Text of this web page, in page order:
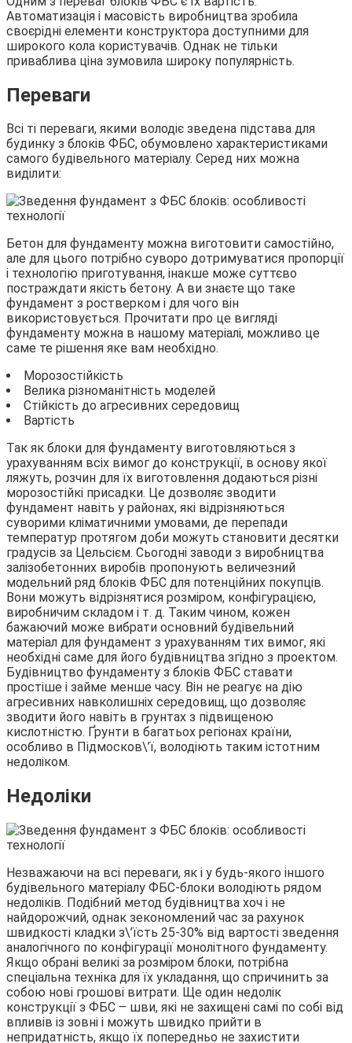
Автоматизація і масовість виробництва зробила
своєрідні елементи конструктора доступними для
широкого кола користувачів. Однак не тільки
приваблива ціна зумовила широку популярність.
Переваги
Всі ті переваги, якими володіє зведена підстава для
будинку з блоків ФБС, обумовлено характеристиками
самого будівельного матеріалу. Серед них можна
виділити:
Бетон для фундаменту можна виготовити самостійно,
але для цього потрібно суворо дотримуватися пропорції
і технологію приготування, інакше може суттєво
постраждати якість бетону. А ви знаєте що таке
фундамент з ростверком і для чого він
використовується. Прочитати про це вигляді
фундаменту можна в нашому матеріалі, можливо це
саме те рішення яке вам необхідно.
Морозостійкість
Велика різноманітність моделей
Стійкість до агресивних середовищ
Вартість
Так як блоки для фундаменту виготовляються з
урахуванням всіх вимог до конструкції, в основу якої
ляжуть, розчин для їх виготовлення додаються різні
морозостійкі присадки. Це дозволяє зводити
фундамент навіть у районах, які відрізняються
суворими кліматичними умовами, де перепади
температур протягом доби можуть становити десятки
градусів за Цельсієм. Сьогодні заводи з виробництва
залізобетонних виробів пропонують величезний
модельний ряд блоків ФБС для потенційних покупців.
Вони можуть відрізнятися розміром, конфігурацією,
виробничим складом і т. д. Таким чином, кожен
бажаючий може вибрати основний будівельний
матеріал для фундамент з урахуванням тих вимог, які
необхідні саме для його будівництва згідно з проектом.
Будівництво фундаменту з блоків ФБС ставати
простіше і займе менше часу. Він не реагує на дію
агресивних навколишніх середовищ, що дозволяє
зводити його навіть в грунтах з підвищеною
кислотністю. Ґрунти в багатьох регіонах країни,
особливо в Підмосков\’ї, володіють таким істотним
недоліком.
Недоліки
Незважаючи на всі переваги, як і у будь-якого іншого
будівельного матеріалу ФБС-блоки володіють рядом
недоліків. Подібний метод будівництва хоч і не
найдорожчий, однак зекономлений час за рахунок
швидкості кладки з\’їсть 25-30% від вартості зведення
аналогічного по конфігурації монолітного фундаменту.
Якщо обрані великі за розміром блоки, потрібна
спеціальна техніка для їх укладання, що спричинить за
собою нові грошові витрати. Ще один недолік
конструкції з ФБС – шви, які не захищені самі по собі від
впливів із зовні і можуть швидко прийти в
непридатність, якщо їх попередньо не захистити